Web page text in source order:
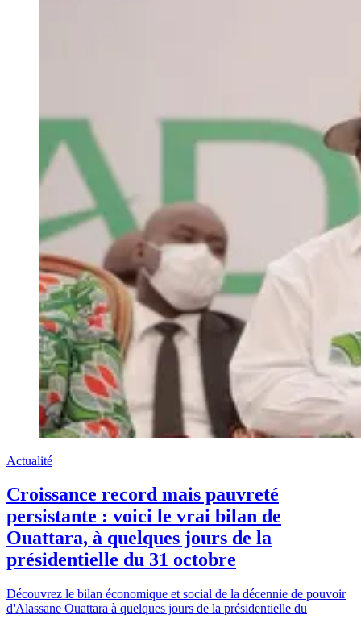
Actualité
Croissance record mais pauvreté
persistante : voici le vrai bilan de
Ouattara, à quelques jours de la
présidentielle du 31 octobre
Découvrez le bilan économique et social de la décennie de pouvoir
d'Alassane Ouattara à quelques jours de la présidentielle du